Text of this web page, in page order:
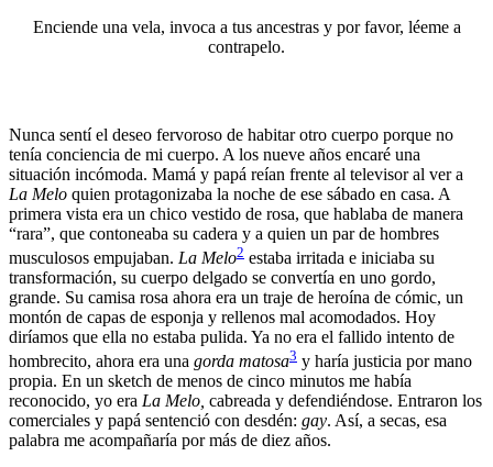
Enciende una vela, invoca a tus ancestras y por favor, léeme a
contrapelo.
Nunca sentí el deseo fervoroso de habitar otro cuerpo porque no
tenía conciencia de mi cuerpo. A los nueve años encaré una
situación incómoda. Mamá y papá reían frente al televisor al ver a
La Melo quien protagonizaba la noche de ese sábado en casa. A
primera vista era un chico vestido de rosa, que hablaba de manera
“rara”, que contoneaba su cadera y a quien un par de hombres
musculosos empujaban. La Melo2 estaba irritada e iniciaba su
transformación, su cuerpo delgado se convertía en uno gordo,
grande. Su camisa rosa ahora era un traje de heroína de cómic, un
montón de capas de esponja y rellenos mal acomodados. Hoy
diríamos que ella no estaba pulida. Ya no era el fallido intento de
hombrecito, ahora era una gorda matosa3 y haría justicia por mano
propia. En un sketch de menos de cinco minutos me había
reconocido, yo era La Melo, cabreada y defendiéndose. Entraron los
comerciales y papá sentenció con desdén: gay. Así, a secas, esa
palabra me acompañaría por más de diez años.